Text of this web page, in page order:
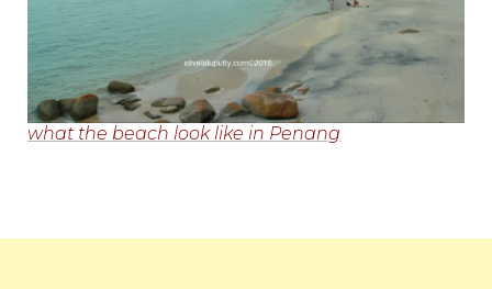
what the beach look like in Penang